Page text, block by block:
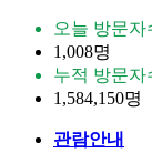
오늘 방문자
1,008명
누적 방문자
1,584,150명
관람안내